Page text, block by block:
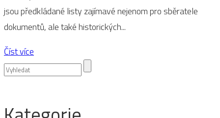
jsou předkládané listy zajímavé nejenom pro sběratele
dokumentů, ale také historických...
Číst více